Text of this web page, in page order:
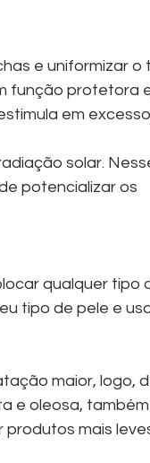
e uniformizar o
função protetora
em
solar.
potencializar os
qualquer tipo
tipo de pele e
maior, logo,
e oleosa, também
mais